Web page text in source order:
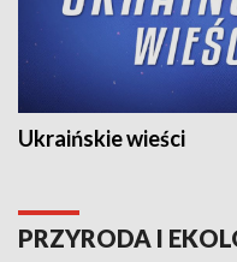
Ukraińskie wieści
PRZYRODA I